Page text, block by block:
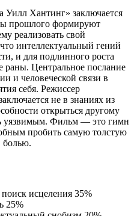
Хантинг» заключается
прошлого формируют
реализовать свой
интеллектуальный гений
и для подлинного роста
раны. Центральное послание
и человеческой связи в
себя. Режиссер
не в знаниях из
открыться другому
уязвимым. Фильм — это гимн
пробить самую толстую
болью.
исцеления 35%
25%